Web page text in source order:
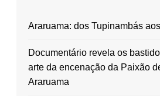
Araruama: dos Tupinambás
Documentário revela os
arte da encenação da Paixão
Araruama